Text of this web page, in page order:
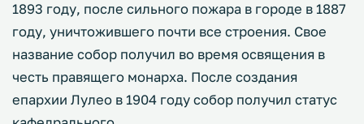
1893 году, после сильного пожара в городе в 1887
году, уничтожившего почти все строения. Свое
название собор получил во время освящения в
честь правящего монарха. После создания
епархии Лулео в 1904 году собор получил статус